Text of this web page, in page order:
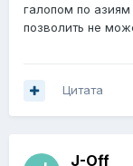
галопом по азиям
позволить не
Цитата
J-Off